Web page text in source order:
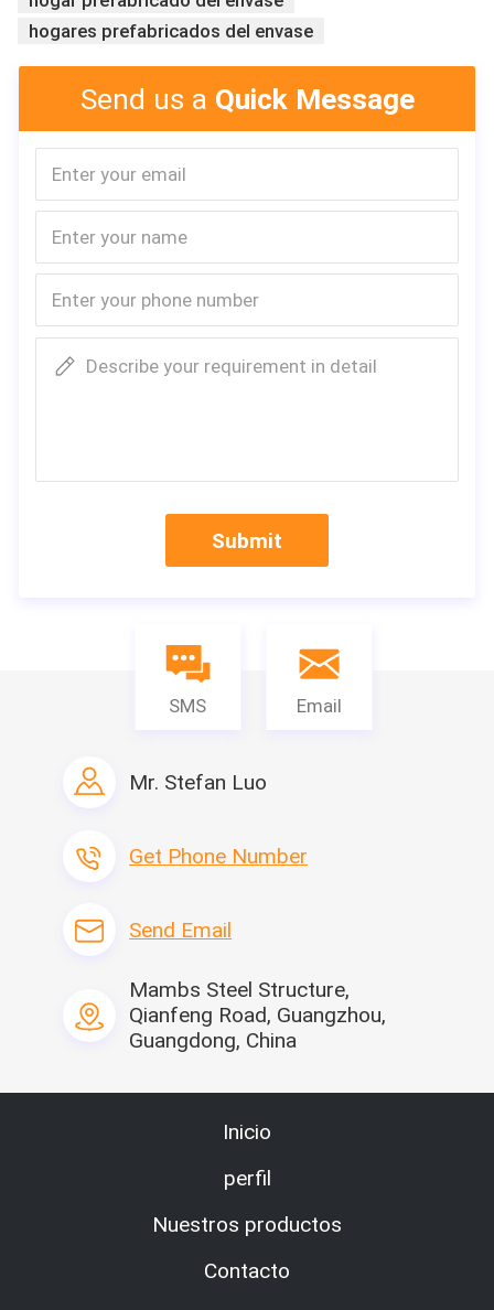
hogares prefabricados del envase
Send us a Quick Message
Describe your requirement in detail
Submit
SMS Email
Mr. Stefan Luo
Get Phone Number
Send Email
Mambs Steel Structure,
Qianfeng Road, Guangzhou,
Guangdong, China
Inicio
perfil
Nuestros productos
Contacto